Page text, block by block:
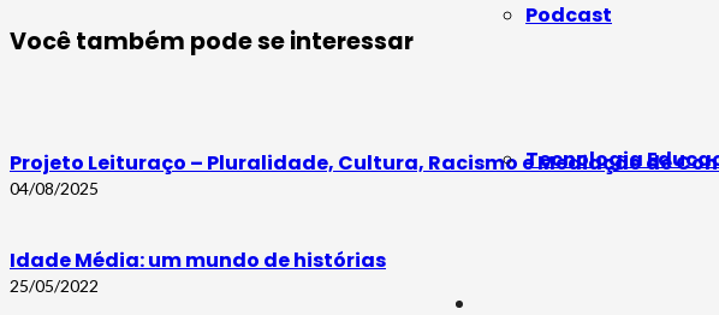
Podcast
Tecnologia
Você também pode se interessar
Projeto Leituraço – Pluralidade, Cultura, Racismo e Mediação de
04/08/2025
Idade Média: um mundo de histórias
25/05/2022